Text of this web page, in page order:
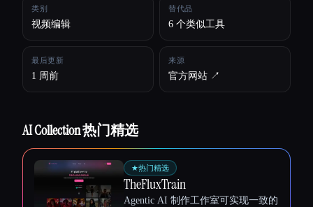
所有分类
关于
类别
视频编辑
替代品
6 个类似工具
最后更新
1 周前
来源
官方网站 ↗︎
AI Collection 热门精选
★热门精选
TheFluxTrain
Agentic AI 制作工作室可实现一致的